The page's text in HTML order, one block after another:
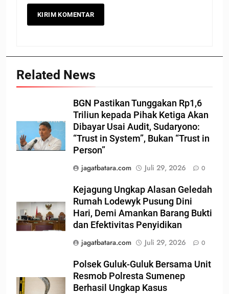
Related News
BGN Pastikan Tunggakan Rp1,6
Triliun kepada Pihak Ketiga Akan
Dibayar Usai Audit, Sudaryono:
“Trust in System”, Bukan “Trust in
Person”
jagatbatara.com
Juli 29, 2026 0
Kejagung Ungkap Alasan Geledah
Rumah Lodewyk Pusung Dini
Hari, Demi Amankan Barang Bukti
dan Efektivitas Penyidikan
jagatbatara.com
Juli 29, 2026 0
Polsek Guluk-Guluk Bersama Unit
Resmob Polresta Sumenep
Berhasil Ungkap Kasus